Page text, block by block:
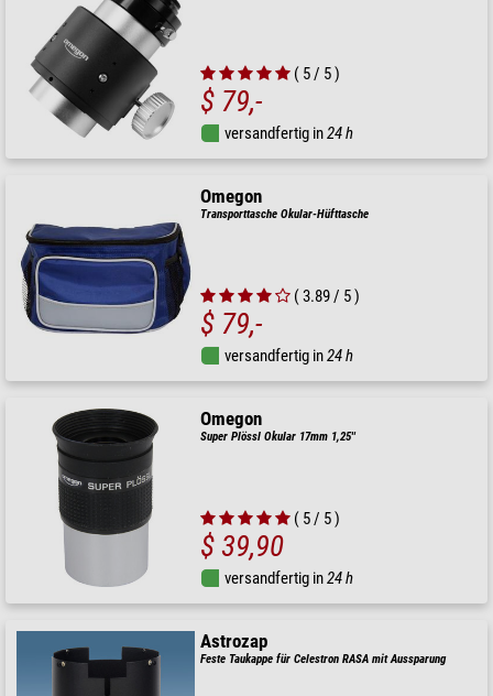
( 5 / 5 )
$ 79,-
versandfertig in24 h
Omegon
Transporttasche Okular-Hüfttasche
( 3.89 / 5 )
$ 79,-
versandfertig in24 h
Omegon
Super Plössl Okular 17mm 1,25''
( 5 / 5 )
$ 39,90
versandfertig in24 h
Astrozap
Feste Taukappe für Celestron RASA mit Aussparung